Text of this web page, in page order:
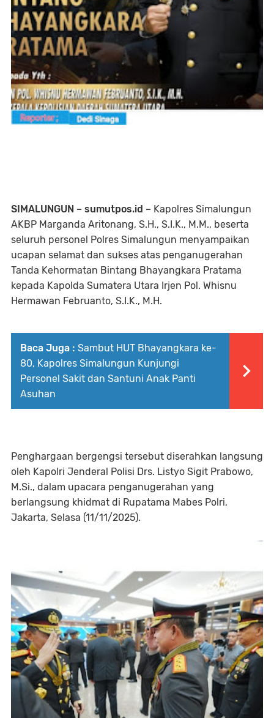
SIMALUNGUN – sumutpos.id – Kapolres Simalungun
AKBP Marganda Aritonang, S.H., S.I.K., M.M., beserta
seluruh personel Polres Simalungun menyampaikan
ucapan selamat dan sukses atas penganugerahan
Tanda Kehormatan Bintang Bhayangkara Pratama
kepada Kapolda Sumatera Utara Irjen Pol. Whisnu
Hermawan Februanto, S.I.K., M.H.
Baca Juga : Sambut HUT Bhayangkara ke-
80, Kapolres Simalungun Kunjungi
Personel Sakit dan Santuni Anak Panti
Asuhan
Penghargaan bergengsi tersebut diserahkan langsung
oleh Kapolri Jenderal Polisi Drs. Listyo Sigit Prabowo,
M.Si., dalam upacara penganugerahan yang
berlangsung khidmat di Rupatama Mabes Polri,
Jakarta, Selasa (11/11/2025).